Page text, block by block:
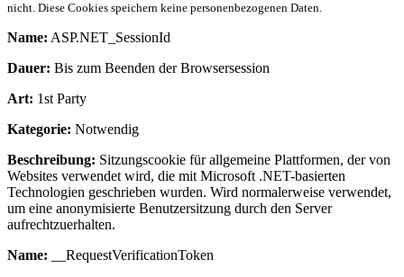
nicht. Diese Cookies speichern keine personenbezogenen Daten.
Name: ASP.NET_SessionId
Dauer: Bis zum Beenden der Browsersession
Art: 1st Party
Kategorie: Notwendig
Beschreibung: Sitzungscookie für allgemeine Plattformen, der von
Websites verwendet wird, die mit Microsoft .NET-basierten
Technologien geschrieben wurden. Wird normalerweise verwendet,
um eine anonymisierte Benutzersitzung durch den Server
aufrechtzuerhalten.
Name: __RequestVerificationToken